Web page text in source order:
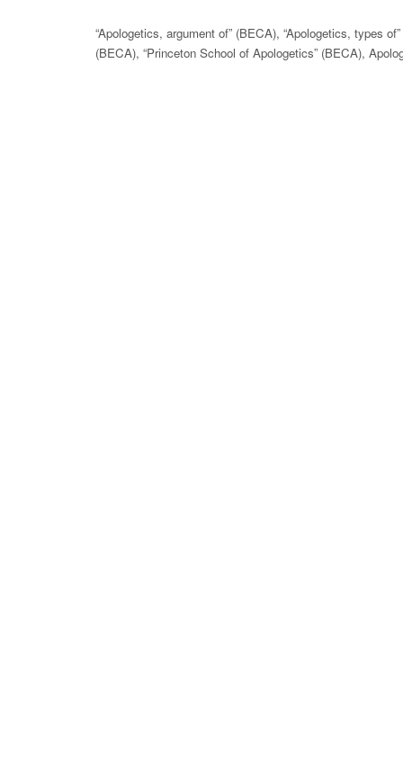
“Apologetics, argument of” (BECA), “Apologetics, types
(BECA), “Princeton School of Apologetics” (BECA),